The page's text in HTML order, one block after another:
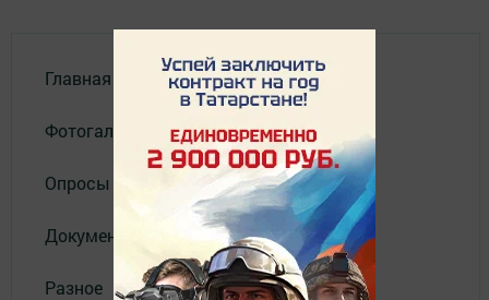
Главная
Фотогалереи
Опросы
Документы филиала
Разное